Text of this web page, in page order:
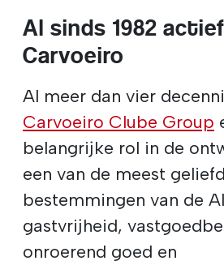
Al sinds 1982
Carvoeiro
Al meer dan vier
Carvoeiro Clube Group
belangrijke rol in de
een van de meest
bestemmingen van de
gastvrijheid,
onroerend goed en